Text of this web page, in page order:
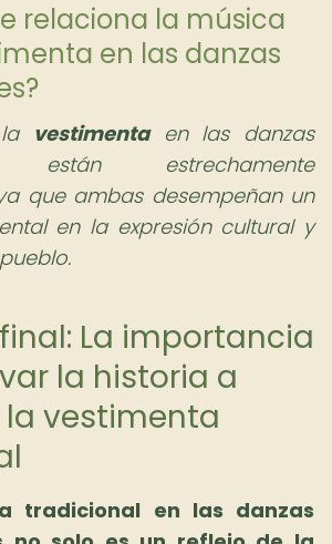
relaciona la música
en las danzas
vestimentaen las danzas
están estrechamente
que ambas desempeñan un
en la expresión cultural y
La importancia
la historia a
vestimenta
tradicional en las danzas